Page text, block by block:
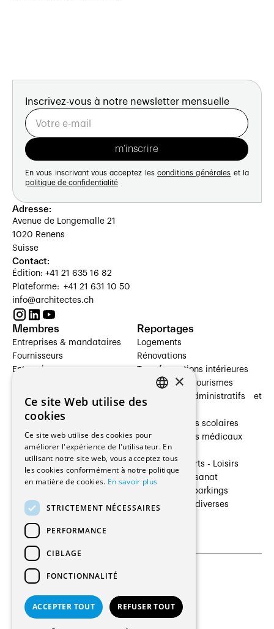
Inscrivez-vous à notre newsletter mensuelle
En vous inscrivant vous acceptez les conditions générales et la
politique de confidentialité
Adresse:
Avenue de Longemalle 21
1020 Renens
Suisse
Contact:
Édition: +41 21 635 16 82
Plateforme: +41 21 631 10 50
info@architectes.ch
Membres
Entreprises & mandataires
Fournisseurs
Entreprises
Architectes paysagistes
Architectes d'intérieur
Entreprises générales
Ingénieurs et mandataires
Fabricants / Fournisseurs
Régies immobilières
Gestion PPE
Reportages
Logements
Rénovations
Transformations intérieures
Hôtelleries et tourismes
Bâtiments administratifs et
Établissements scolaires
Établissements médicaux
Villas
Cultures - Sports - Loisirs
Industrie - Artisanat
Transports et parkings
Constructions diverses
© 2026 Tous droits réservés
CGU et Politique de confidentialités
×
Ce site Web utilise des
cookies
Ce site web utilise des cookies pour
améliorer l'expérience de l'utilisateur. En
utilisant notre site web, vous acceptez tous
les cookies conformément à notre politique
en matière de cookies. En savoir plus
STRICTEMENT NÉCESSAIRES
PERFORMANCE
CIBLAGE
FONCTIONNALITÉ
ACCEPTER TOUT REFUSER TOUT